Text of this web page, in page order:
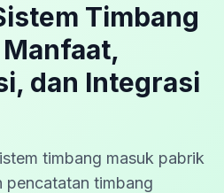
Timbang
dan Integrasi
timbang masuk pabrik
pencatatan timbang